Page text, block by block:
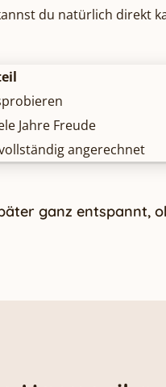
du natürlich direkt
Jahre Freude
angerechnet
ganz entspannt,